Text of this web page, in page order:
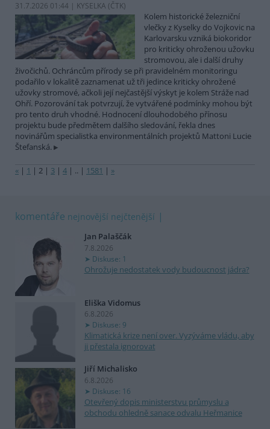
31.7.2026 01:44 | KYSELKA (ČTK)
Kolem historické železniční
vlečky z Kyselky do Vojkovic na
Karlovarsku vzniká biokoridor
pro kriticky ohroženou užovku
stromovou, ale i další druhy
živočichů. Ochráncům přírody se při pravidelném monitoringu
podařilo v lokalitě zaznamenat už tři jedince kriticky ohrožené
užovky stromové, ačkoli její nejčastější výskyt je kolem Stráže nad
Ohří. Pozorování tak potvrzují, že vytvářené podmínky mohou být
pro tento druh vhodné. Hodnocení dlouhodobého přínosu
projektu bude předmětem dalšího sledování, řekla dnes
novinářům specialistka environmentálních projektů Mattoni Lucie
Štefanská.
« | 1 | 2 | 3 | 4 | .. | 1581 | »
komentáře nejnovější nejčtenější
Jan Palaščák
7.8.2026
Diskuse: 1
Ohrožuje nedostatek vody budoucnost jádra?
Eliška Vidomus
6.8.2026
Diskuse: 9
Klimatická krize není over. Vyzýváme vládu, aby
ji přestala ignorovat
Jiří Michalisko
6.8.2026
Diskuse: 16
Otevřený dopis ministerstvu průmyslu a
obchodu ohledně sanace odvalu Heřmanice